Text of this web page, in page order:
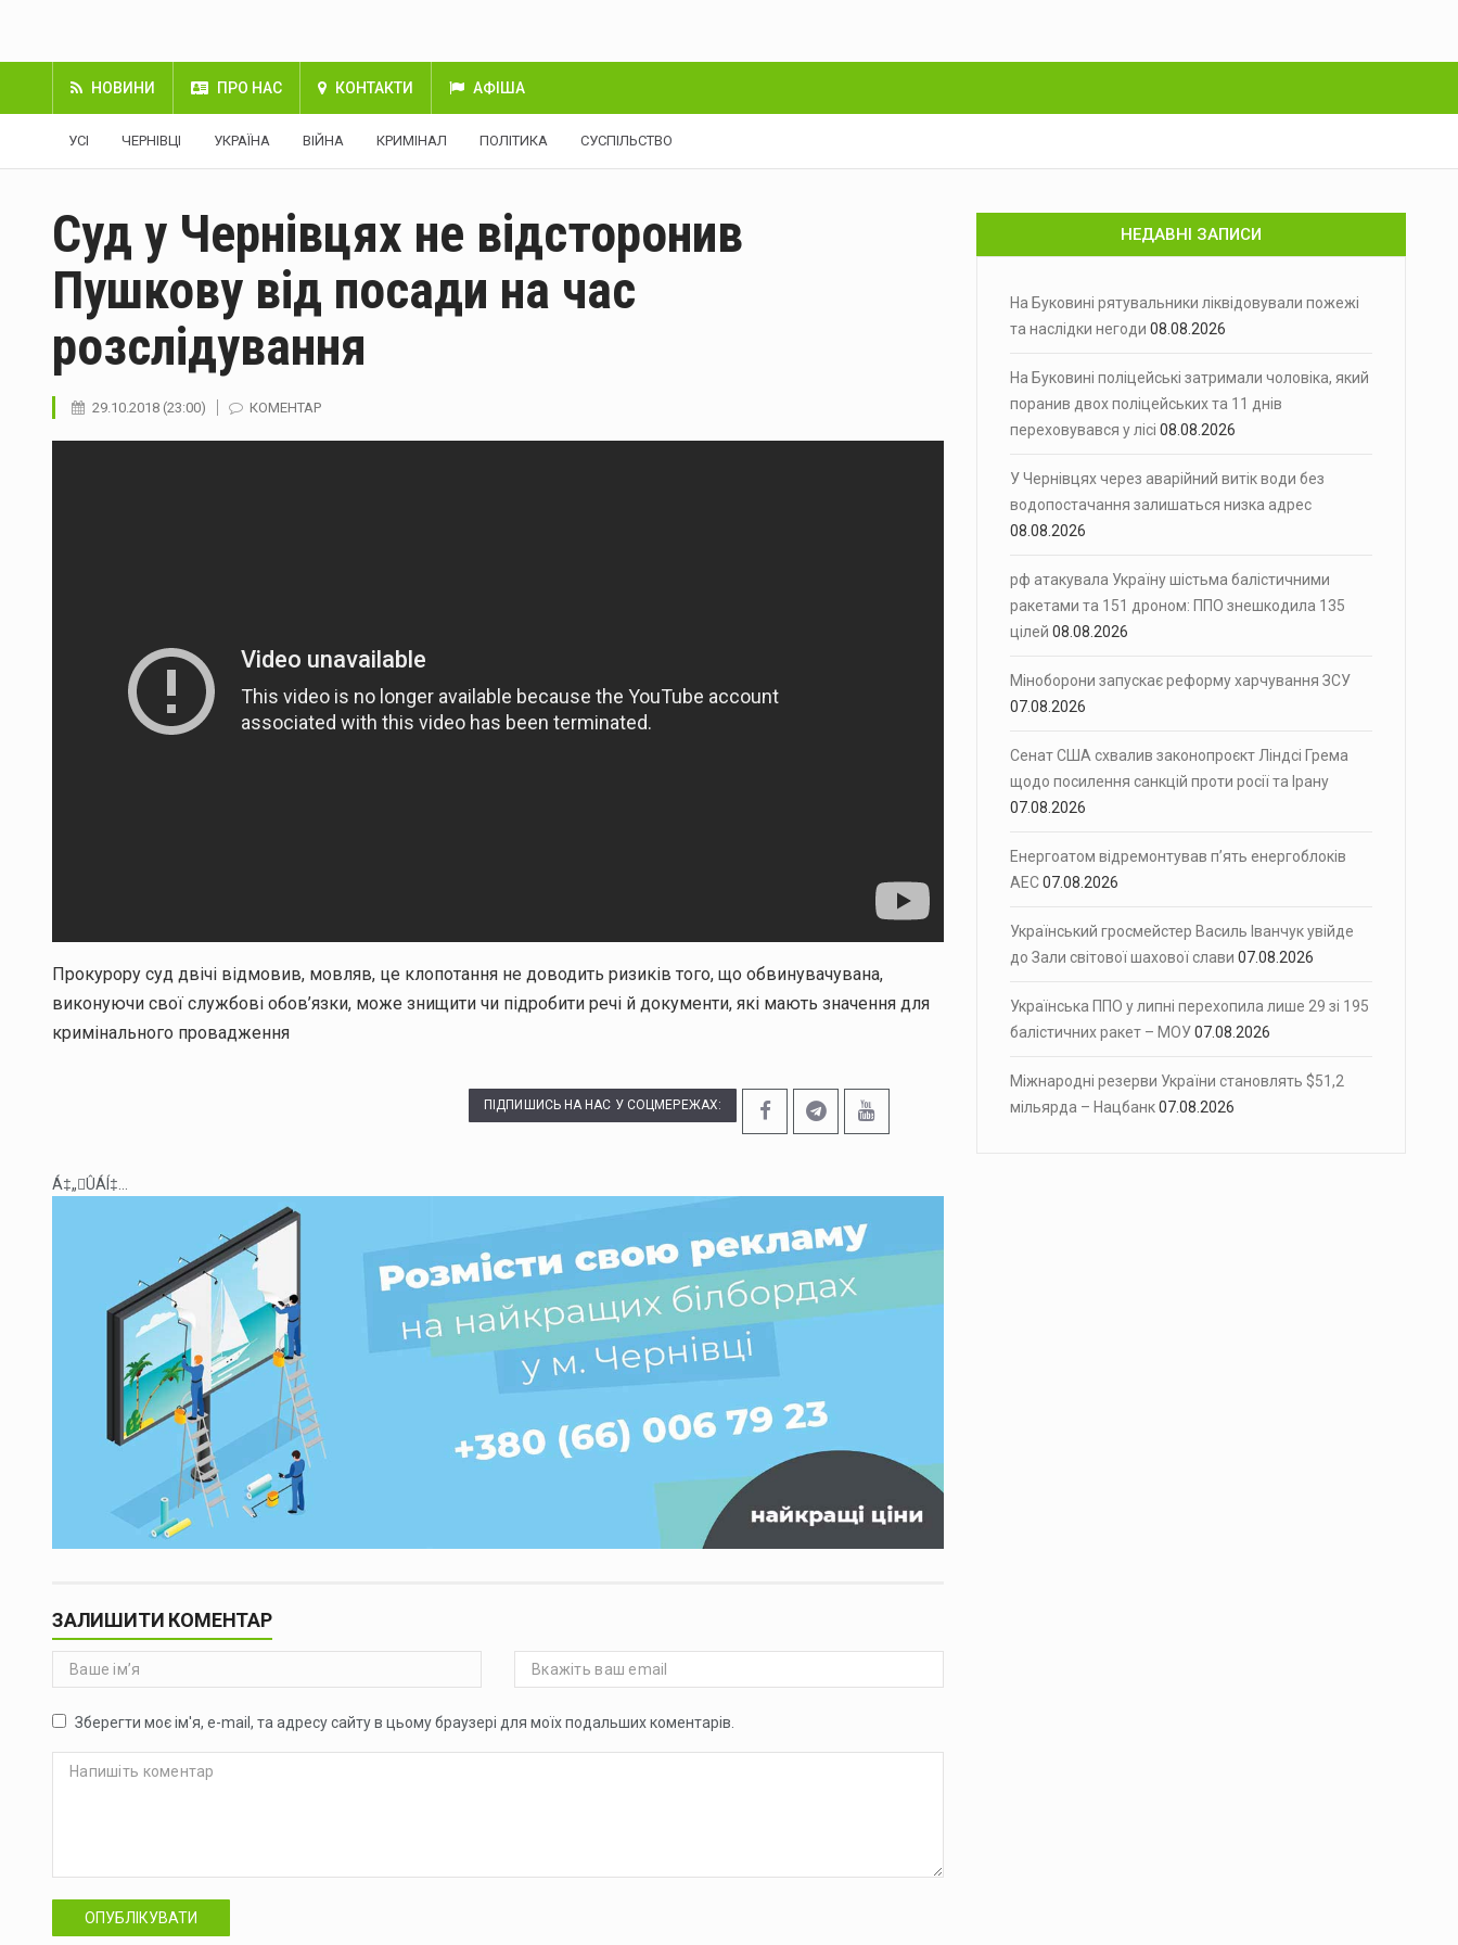
НОВИНИ ПРО НАС КОНТАКТИ АФІША
УСІ ЧЕРНІВЦІ УКРАЇНА ВІЙНА КРИМІНАЛ ПОЛІТИКА СУСПІЛЬСТВО
Суд у Чернівцях не відсторонив
Пушкову від посади на час
розслідування
29.10.2018 (23:00) КОМЕНТАР
Прокурору суд двічі відмовив, мовляв, це клопотання не доводить ризиків того, що обвинувачувана,
виконуючи свої службові обов’язки, може знищити чи підробити речі й документи, які мають значення для
кримінального провадження
ПІДПИШИСЬ НА НАС У СОЦМЕРЕЖАХ:
Á‡„ÛÁÍ‡...
ЗАЛИШИТИ КОМЕНТАР
Зберегти моє ім'я, e-mail, та адресу сайту в цьому браузері для моїх подальших коментарів.
ОПУБЛІКУВАТИ
НЕДАВНІ ЗАПИСИ
На Буковині рятувальники ліквідовували пожежі
та наслідки негоди 08.08.2026
На Буковині поліцейські затримали чоловіка, який
поранив двох поліцейських та 11 днів
переховувався у лісі 08.08.2026
У Чернівцях через аварійний витік води без
водопостачання залишаться низка адрес
08.08.2026
рф атакувала Україну шістьма балістичними
ракетами та 151 дроном: ППО знешкодила 135
цілей 08.08.2026
Міноборони запускає реформу харчування ЗСУ
07.08.2026
Сенат США схвалив законопроєкт Ліндсі Грема
щодо посилення санкцій проти росії та Ірану
07.08.2026
Енергоатом відремонтував п’ять енергоблоків
АЕС07.08.2026
Український гросмейстер Василь Іванчук увійде
до Зали світової шахової слави 07.08.2026
Українська ППО у липні перехопила лише 29 зі 195
балістичних ракет – МОУ07.08.2026
Міжнародні резерви України становлять $51,2
мільярда – Нацбанк07.08.2026